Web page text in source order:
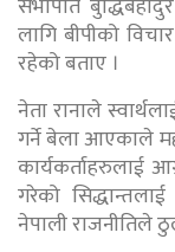
लागि बीपीको
रहेको बताए ।
नेता रानाले
गर्ने बेला आएकाले
कार्यकर्ताहरुलाई
गरेको
नेपाली राजनीतिले